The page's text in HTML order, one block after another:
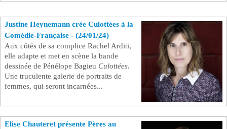
Justine Heynemann crée Culottées à la
Comédie-Française - (24/01/24)
Aux côtés de sa complice Rachel Arditi,
elle adapte et met en scène la bande
dessinée de Pénélope Bagieu Culottées.
Une truculente galerie de portraits de
femmes, qui seront incarnées...
Elise Chauteret présente Pères au